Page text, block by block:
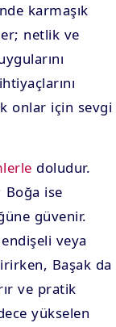
karmaşık
netlik ve
onlar için sevgi
doludur.
Boğa ise
güvenir.
veya
Başak da
ve pratik
yükselen